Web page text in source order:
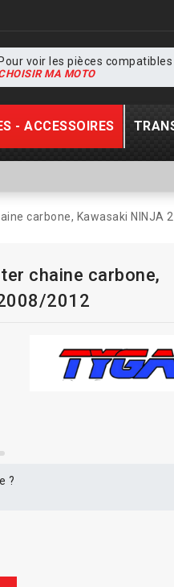
Pour voir les pièces compatibles
MA MOTO
- ACCESSOIRES
carbone, Kawasaki NINJA
chaine carbone,
2012
?